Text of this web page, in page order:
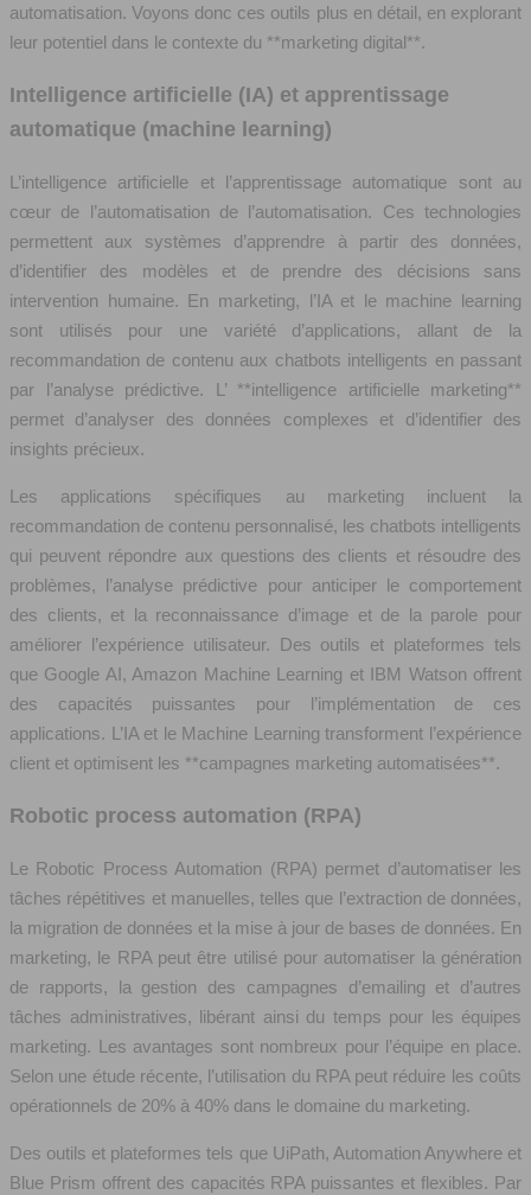
automatisation. Voyons donc ces outils plus en détail, en explorant
leur potentiel dans le contexte du **marketing digital**.
Intelligence artificielle (IA) et apprentissage
automatique (machine learning)
L’intelligence artificielle et l’apprentissage automatique sont au
cœur de l’automatisation de l’automatisation. Ces technologies
permettent aux systèmes d’apprendre à partir des données,
d’identifier des modèles et de prendre des décisions sans
intervention humaine. En marketing, l’IA et le machine learning
sont utilisés pour une variété d’applications, allant de la
recommandation de contenu aux chatbots intelligents en passant
par l’analyse prédictive. L’ **intelligence artificielle marketing**
permet d’analyser des données complexes et d’identifier des
insights précieux.
Les applications spécifiques au marketing incluent la
recommandation de contenu personnalisé, les chatbots intelligents
qui peuvent répondre aux questions des clients et résoudre des
problèmes, l’analyse prédictive pour anticiper le comportement
des clients, et la reconnaissance d’image et de la parole pour
améliorer l’expérience utilisateur. Des outils et plateformes tels
que Google AI, Amazon Machine Learning et IBM Watson offrent
des capacités puissantes pour l’implémentation de ces
applications. L’IA et le Machine Learning transforment l’expérience
client et optimisent les **campagnes marketing automatisées**.
Robotic process automation (RPA)
Le Robotic Process Automation (RPA) permet d’automatiser les
tâches répétitives et manuelles, telles que l’extraction de données,
la migration de données et la mise à jour de bases de données. En
marketing, le RPA peut être utilisé pour automatiser la génération
de rapports, la gestion des campagnes d’emailing et d’autres
tâches administratives, libérant ainsi du temps pour les équipes
marketing. Les avantages sont nombreux pour l’équipe en place.
Selon une étude récente, l’utilisation du RPA peut réduire les coûts
opérationnels de 20% à 40% dans le domaine du marketing.
Des outils et plateformes tels que UiPath, Automation Anywhere et
Blue Prism offrent des capacités RPA puissantes et flexibles. Par